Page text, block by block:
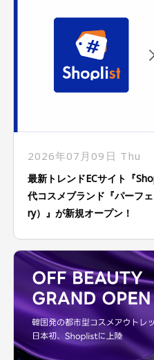
2026年07月09日 Thu
最新トレンドECサイト『
代コスメブランド『パーフ
ry）』が新規オープン！